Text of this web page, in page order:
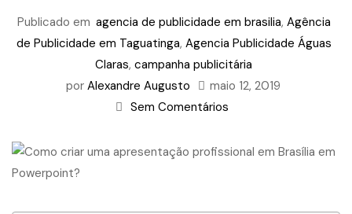
Publicado em agencia de publicidade em brasilia, Agência
de Publicidade em Taguatinga, Agencia Publicidade Águas
Claras, campanha publicitária
por Alexandre Augusto
maio 12, 2019
Sem Comentários